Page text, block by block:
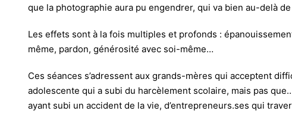
que la photographie aura pu engendrer, qui va bien au-delà
Les effets sont à la fois multiples et profonds :
même, pardon, générosité avec soi-même…
Ces séances s’adressent aux grands-mères qui acceptent
adolescente qui a subi du harcèlement scolaire, mais pas
ayant subi un accident de la vie, d’entrepreneurs.ses qui